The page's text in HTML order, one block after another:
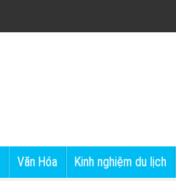
Văn Hóa Kinh nghiệm du lịch